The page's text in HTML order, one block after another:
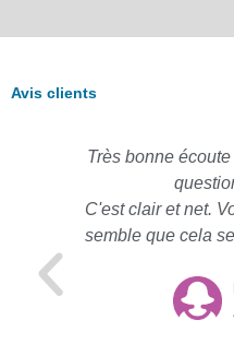
Avis clients
Très bonne
C'est clair et net.
semble que cela